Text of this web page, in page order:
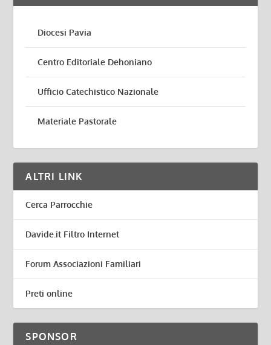
Diocesi Pavia
Centro Editoriale Dehoniano
Ufficio Catechistico Nazionale
Materiale Pastorale
ALTRI LINK
Cerca Parrocchie
Davide.it Filtro Internet
Forum Associazioni Familiari
Preti online
SPONSOR